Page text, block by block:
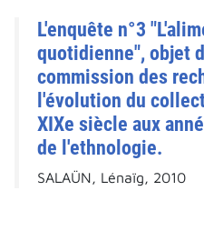
L'enquête n°3
quotidienne", objet
commission des
l'évolution du
XIXe siècle aux
de l'ethnologie.
SALAÜN, Lénaïg, 2010